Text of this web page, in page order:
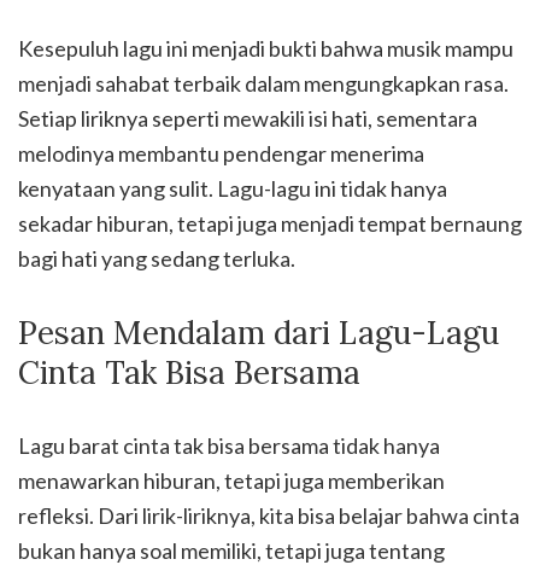
Kesepuluh lagu ini menjadi bukti bahwa musik mampu
menjadi sahabat terbaik dalam mengungkapkan rasa.
Setiap liriknya seperti mewakili isi hati, sementara
melodinya membantu pendengar menerima
kenyataan yang sulit. Lagu-lagu ini tidak hanya
sekadar hiburan, tetapi juga menjadi tempat bernaung
bagi hati yang sedang terluka.
Pesan Mendalam dari Lagu-Lagu
Cinta Tak Bisa Bersama
Lagu barat cinta tak bisa bersama tidak hanya
menawarkan hiburan, tetapi juga memberikan
refleksi. Dari lirik-liriknya, kita bisa belajar bahwa cinta
bukan hanya soal memiliki, tetapi juga tentang